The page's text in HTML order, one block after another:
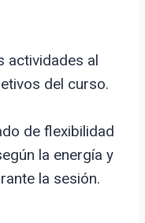
actividades al
del curso.
de flexibilidad
la energía y
la sesión.